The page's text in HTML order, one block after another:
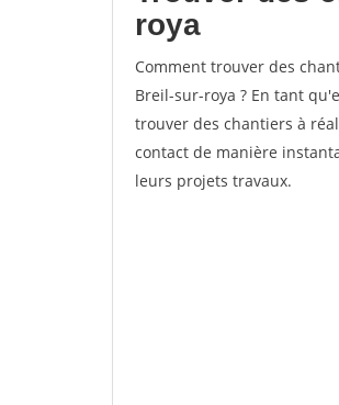
roya
Comment trouver des
Breil-sur-roya ? En tant
trouver des chantiers à
contact de manière
leurs projets travaux.